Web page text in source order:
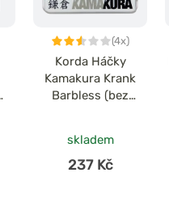
(4x)
Korda Háčky
Kamakura Krank
Barbless (bez
skladem
237 Kč